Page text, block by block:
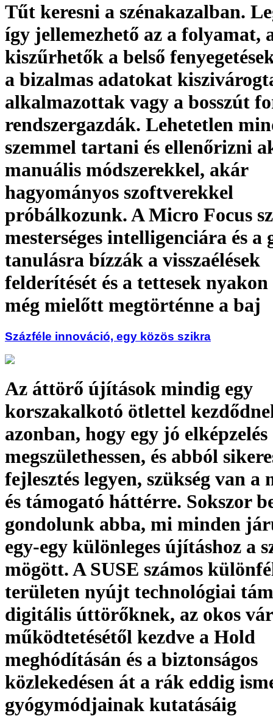
Tűt keresni a szénakazalban.
így jellemezhető az a folyamat,
kiszűrhetők a belső
a bizalmas adatokat
alkalmazottak vagy a bosszút
rendszergazdák. Lehetetlen
szemmel tartani és ellenőrizni
manuális módszerekkel, akár
hagyományos szoftverekkel
próbálkozunk. A Micro Focus
mesterséges intelligenciára és a
tanulásra bízzák a visszaélések
felderítését és a tettesek nyakon
még mielőtt megtörténne a baj
Százféle innováció, egy közös szikra
Az áttörő újítások mindig egy
korszakalkotó ötlettel
azonban, hogy egy jó elképzelés
megszülethessen, és abból
fejlesztés legyen, szükség van a
és támogató háttérre. Sokszor
gondolunk abba, mi minden
egy-egy különleges újításhoz a
mögött. A SUSE számos
területen nyújt technológiai
digitális úttörőknek, az okos
működtetésétől kezdve a Hold
meghódításán és a biztonságos
közlekedésen át a rák eddig
gyógymódjainak kutatásáig